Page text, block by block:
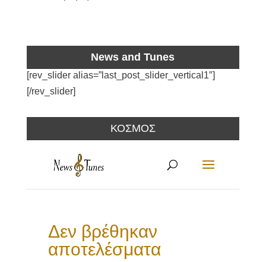
News and Tunes
[rev_slider alias=”last_post_slider_vertical1″]
[/rev_slider]
ΚΟΣΜΟΣ